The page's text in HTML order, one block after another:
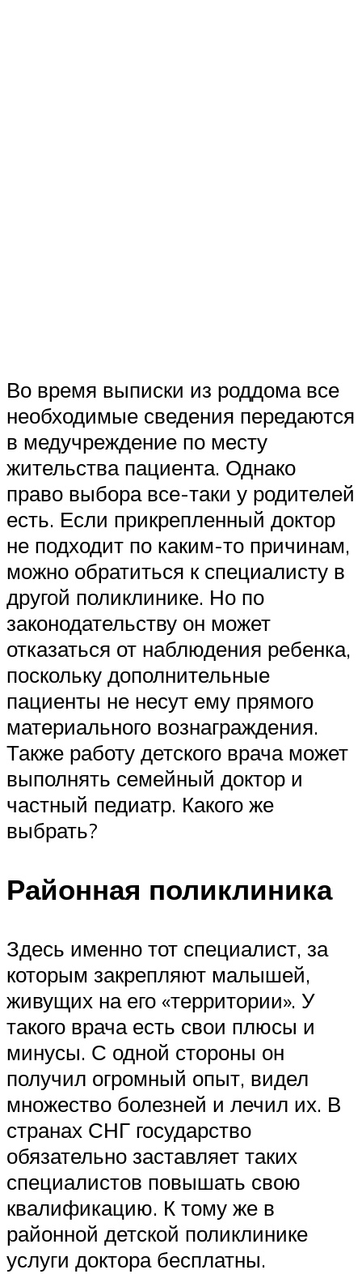
Во время выписки из роддома все
необходимые сведения передаются
в медучреждение по месту
жительства пациента. Однако
право выбора все-таки у родителей
есть. Если прикрепленный доктор
не подходит по каким-то причинам,
можно обратиться к специалисту в
другой поликлинике. Но по
законодательству он может
отказаться от наблюдения ребенка,
поскольку дополнительные
пациенты не несут ему прямого
материального вознаграждения.
Также работу детского врача может
выполнять семейный доктор и
частный педиатр. Какого же
выбрать?
Районная поликлиника
Здесь именно тот специалист, за
которым закрепляют малышей,
живущих на его «территории». У
такого врача есть свои плюсы и
минусы. С одной стороны он
получил огромный опыт, видел
множество болезней и лечил их. В
странах СНГ государство
обязательно заставляет таких
специалистов повышать свою
квалификацию. К тому же в
районной детской поликлинике
услуги доктора бесплатны.